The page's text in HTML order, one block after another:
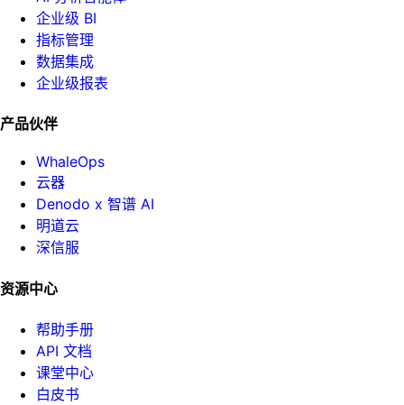
企业级 BI
指标管理
数据集成
企业级报表
产品伙伴
WhaleOps
云器
Denodo x 智谱 AI
明道云
深信服
资源中心
帮助手册
API 文档
课堂中心
白皮书